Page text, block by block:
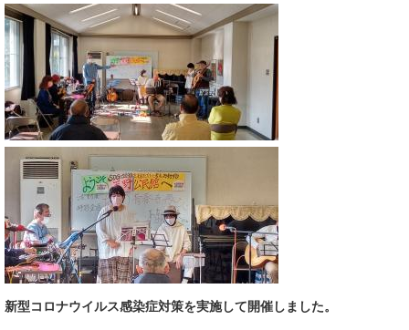
新型コロナウイルス感染症対策を実施して開催しました。